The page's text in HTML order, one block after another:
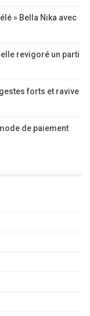
» Bella Nika avec
revigoré un parti
forts et ravive
de paiement